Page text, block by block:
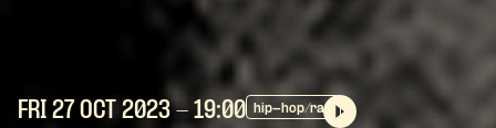
FRI 27 OCT 2023- 19:00 hip-hop/rap